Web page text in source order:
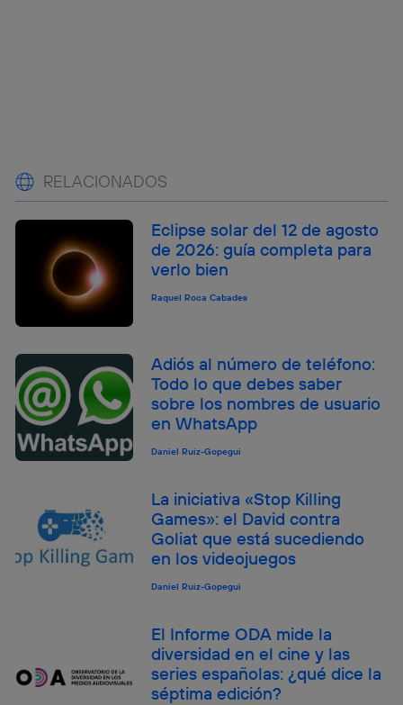
RELACIONADOS
Eclipse solar del 12 de agosto
de 2026: guía completa para
verlo bien
Raquel Roca Cabades
Adiós al número de teléfono:
Todo lo que debes saber
sobre los nombres de usuario
en WhatsApp
Daniel Ruiz-Gopegui
La iniciativa «Stop Killing
Games»: el David contra
Goliat que está sucediendo
en los videojuegos
Daniel Ruiz-Gopegui
El Informe ODA mide la
diversidad en el cine y las
series españolas: ¿qué dice la
séptima edición?